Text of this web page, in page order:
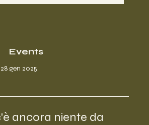
gen 2025
ancora niente da
Events